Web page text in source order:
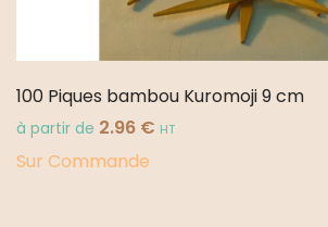
100 Piques bambou Kuromoji 9 cm
à partir de 2.96 € HT
Sur Commande